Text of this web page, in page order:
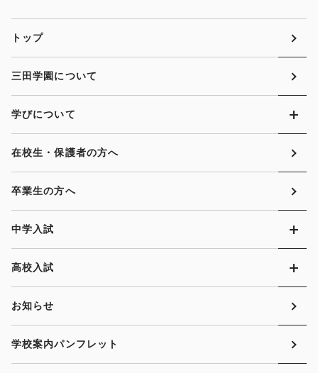
トップ
三田学園について
学びについて
在校生・保護者の方へ
卒業生の方へ
中学入試
高校入試
お知らせ
学校案内パンフレット